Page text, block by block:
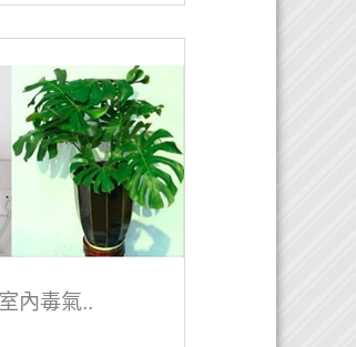
內毒氣..